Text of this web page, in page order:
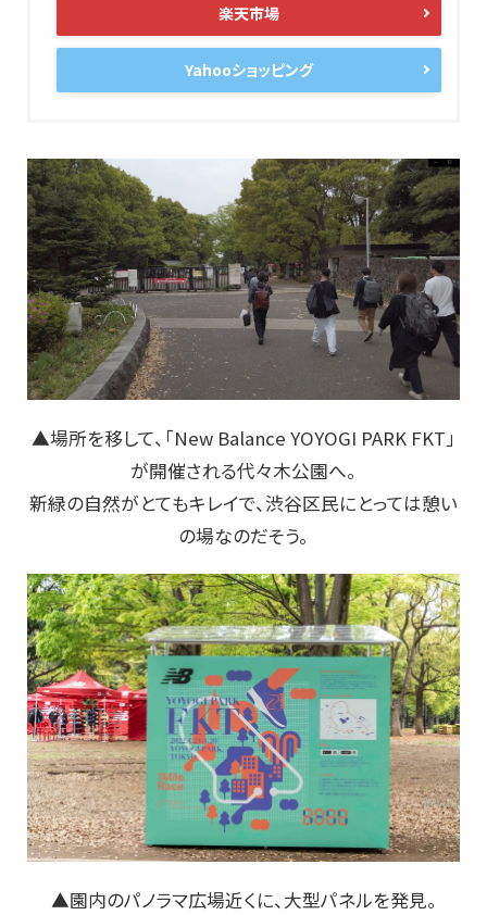
楽天市場
Yahooショッピング
▲場所を移して、「New Balance YOYOGI PARK FKT」
が開催される代々木公園へ。
新緑の自然がとてもキレイで、渋谷区民にとっては憩い
の場なのだそう。
▲園内のパノラマ広場近くに、大型パネルを発見。